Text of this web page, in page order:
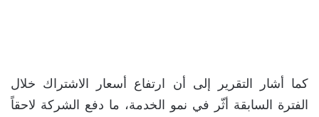
كما أشار التقرير إلى أن ارتفاع أسعار الاشتراك خلال
الفترة السابقة أثّر في نمو الخدمة، ما دفع الشركة لاحقاً